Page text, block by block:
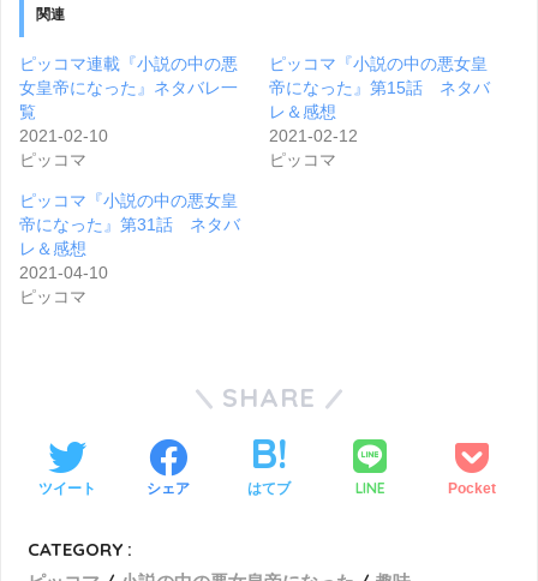
関連
ピッコマ連載『小説の中の悪
女皇帝になった』ネタバレ一
覧
2021-02-10
ピッコマ
ピッコマ『小説の中の悪女皇
帝になった』第15話 ネタバ
レ＆感想
2021-02-12
ピッコマ
ピッコマ『小説の中の悪女皇
帝になった』第31話 ネタバ
レ＆感想
2021-04-10
ピッコマ
SHARE
ツイート シェア はてブ LINE Pocket
CATEGORY :